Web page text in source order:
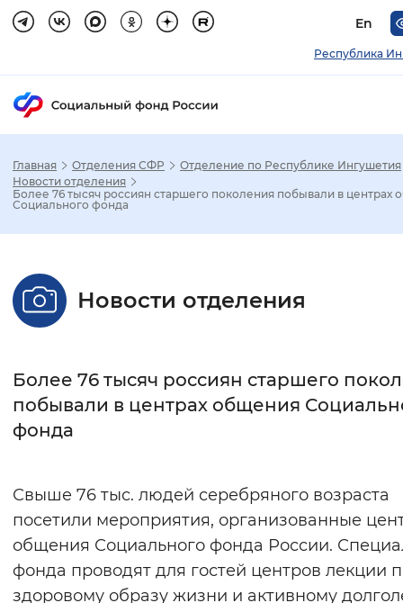
En
Республика
Стандартный Увеличенный
Без засечек С засечками
Цвет сайта
Монохромный Инверсивный
Синий фон
Главная Отделения СФР
Отделение по Республике Ингушетия
Новости отделения
Более 76 тысяч россиян старшего поколения побывали в центрах
Социального фонда
Новости отделения
Более 76 тысяч россиян старшего
побывали в центрах общения
фонда
Свыше 76 тыс. людей серебряного возраста
посетили мероприятия, организованные
общения Социального фонда России.
фонда проводят для гостей центров лекции
здоровому образу жизни и активному